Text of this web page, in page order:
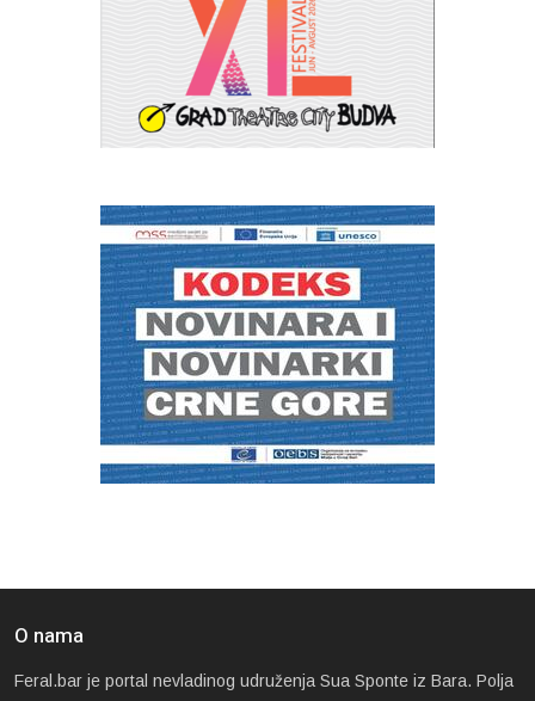
O nama
Feral.bar je portal nevladinog udruženja Sua Sponte iz Bara. Polja